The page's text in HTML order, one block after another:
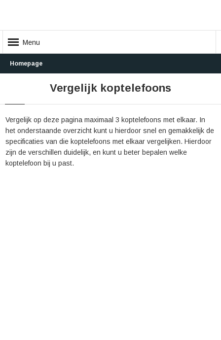
Menu
Homepage
Vergelijk koptelefoons
Vergelijk op deze pagina maximaal 3 koptelefoons met elkaar. In
het onderstaande overzicht kunt u hierdoor snel en gemakkelijk de
specificaties van die koptelefoons met elkaar vergelijken. Hierdoor
zijn de verschillen duidelijk, en kunt u beter bepalen welke
koptelefoon bij u past.